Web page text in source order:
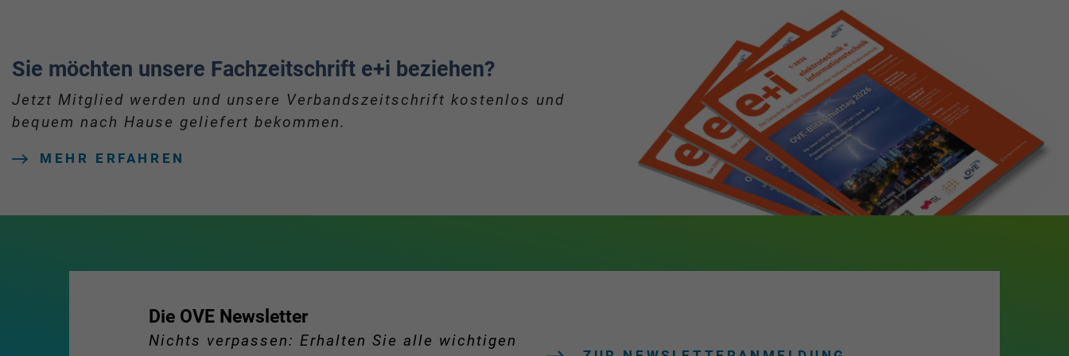
Sie möchten unsere Fachzeitschrift e+i beziehen?
Jetzt Mitglied werden und unsere Verbandszeitschrift kostenlos und
bequem nach Hause geliefert bekommen.
MEHR ERFAHREN
Die OVE Newsletter
Nichts verpassen: Erhalten Sie alle wichtigen